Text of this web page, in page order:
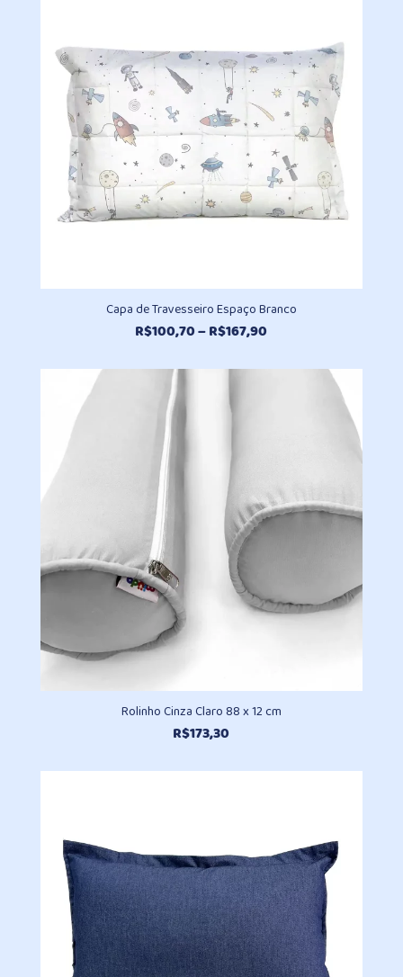
Capa de Travesseiro Espaço Branco
R$100,70–R$167,90
preço:
Rolinho Cinza Claro 88 x 12 cm
R$173,30